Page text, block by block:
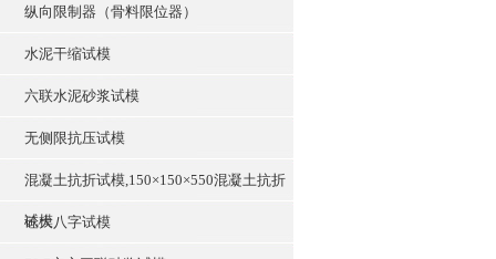
纵向限制器（骨料限位器）
水泥干缩试模
六联水泥砂浆试模
无侧限抗压试模
混凝土抗折试模,150×150×550混凝土抗折
试模
砼大八字试模